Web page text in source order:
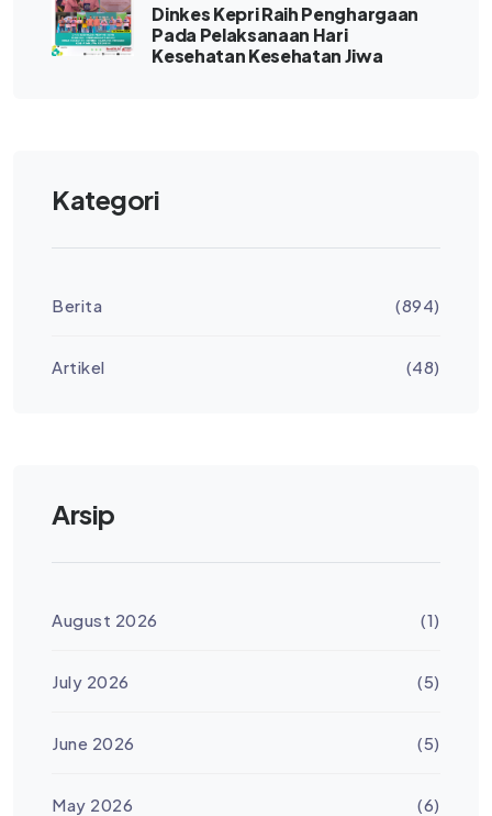
Dinkes Kepri Raih Penghargaan
Pada Pelaksanaan Hari
Kesehatan Kesehatan Jiwa
Kategori
Berita (894)
Artikel (48)
Arsip
August 2026 (1)
July 2026 (5)
June 2026 (5)
May 2026 (6)